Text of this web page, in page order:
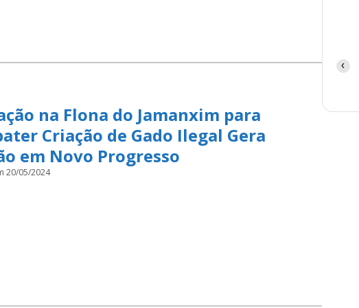
na Flona do Jamanxim para
Criação de Gado Ilegal Gera
em Novo Progresso
20/05/2024
‹